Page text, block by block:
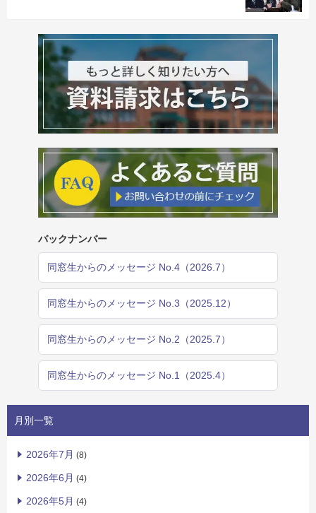
バックナンバー
同窓生からのメッセージ No.4（2026.7）
同窓生からのメッセージ No.3（2025.12）
同窓生からのメッセージ No.2（2025.7）
同窓生からのメッセージ No.1（2025.4）
月別一覧
2026年7月 (8)
2026年6月 (4)
2026年5月 (4)